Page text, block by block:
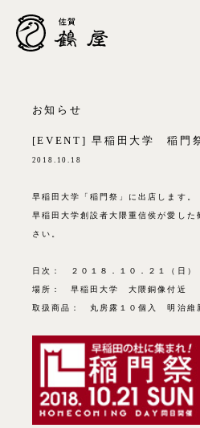
お知らせ
[EVENT] 早稲田大学 稲門
2018.10.18
早稲田大学「稲門祭」に出店します。
早稲田大学創設者大隈重信侯が愛した
さい。
日次： ２０１８．１０．２１（日）
場所： 早稲田大学 大隈銅像付近
取扱商品： 丸房露１０個入 明治維